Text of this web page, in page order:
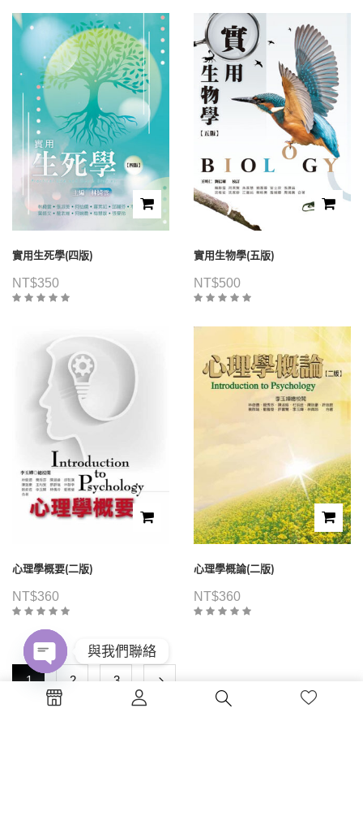
實用生死學(四版)
NT$350
實用生物學(五版)
NT$500
心理學概要(二版)
NT$360
心理學概論(二版)
NT$360
1 2 3
與我們聯絡
Open
chaty